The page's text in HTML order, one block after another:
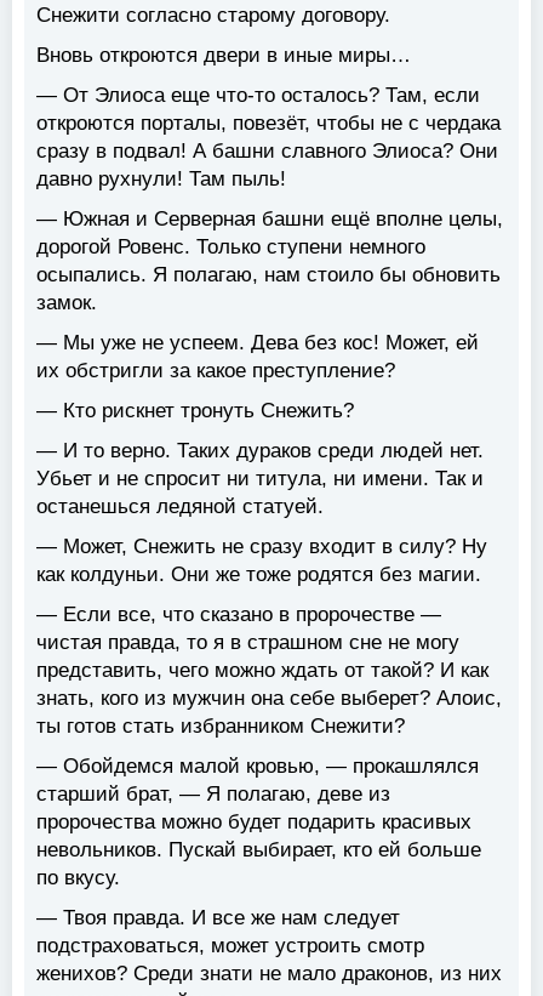
Снежити согласно старому договору.
Вновь откроются двери в иные миры…
— От Элиоса еще что-то осталось? Там, если
откроются порталы, повезёт, чтобы не с чердака
сразу в подвал! А башни славного Элиоса? Они
давно рухнули! Там пыль!
— Южная и Серверная башни ещё вполне целы,
дорогой Ровенс. Только ступени немного
осыпались. Я полагаю, нам стоило бы обновить
замок.
— Мы уже не успеем. Дева без кос! Может, ей
их обстригли за какое преступление?
— Кто рискнет тронуть Снежить?
— И то верно. Таких дураков среди людей нет.
Убьет и не спросит ни титула, ни имени. Так и
останешься ледяной статуей.
— Может, Снежить не сразу входит в силу? Ну
как колдуньи. Они же тоже родятся без магии.
— Если все, что сказано в пророчестве —
чистая правда, то я в страшном сне не могу
представить, чего можно ждать от такой? И как
знать, кого из мужчин она себе выберет? Алоис,
ты готов стать избранником Снежити?
— Обойдемся малой кровью, — прокашлялся
старший брат, — Я полагаю, деве из
пророчества можно будет подарить красивых
невольников. Пускай выбирает, кто ей больше
по вкусу.
— Твоя правда. И все же нам следует
подстраховаться, может устроить смотр
женихов? Среди знати не мало драконов, из них